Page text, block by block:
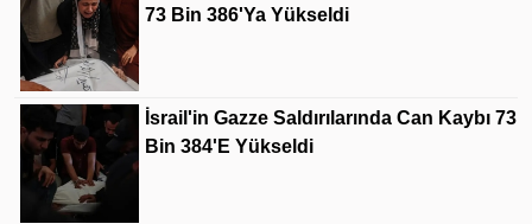
73 Bin 386'ya Yükseldi
İsrail'in Gazze Saldırılarında Can Kaybı 73
Bin 384'e Yükseldi